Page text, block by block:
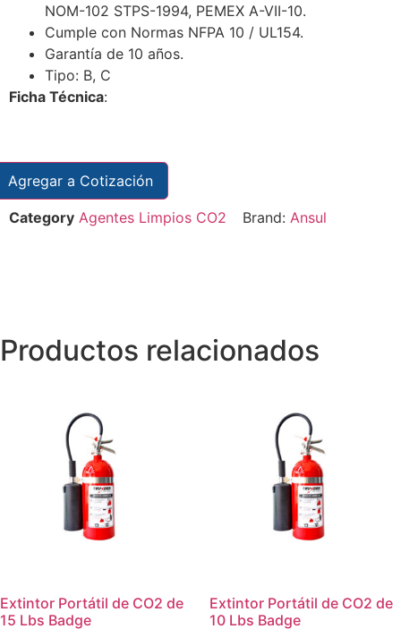
NOM-102 STPS-1994, PEMEX A-VII-10.
Cumple con Normas NFPA 10 / UL154.
Garantía de 10 años.
Tipo: B, C
Ficha Técnica:
Agregar a Cotización
Category Agentes Limpios CO2 Brand: Ansul
Productos relacionados
Extintor Portátil de CO2 de
15 Lbs Badge
Extintor Portátil de CO2 de
10 Lbs Badge